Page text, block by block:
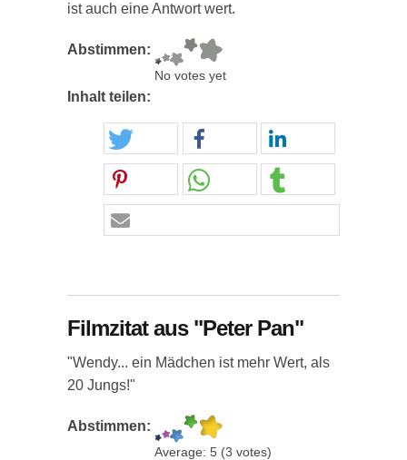
ist auch eine Antwort wert.
Abstimmen:
No votes yet
Inhalt teilen:
Filmzitat aus "Peter Pan"
"Wendy... ein Mädchen ist mehr Wert, als
20 Jungs!"
Abstimmen:
Average: 5 (3 votes)